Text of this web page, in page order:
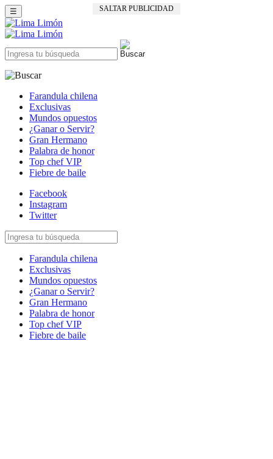
SALTAR PUBLICIDAD
☰
Farandula chilena
Exclusivas
Mundos opuestos
¿Ganar o Servir?
Gran Hermano
Palabra de honor
Top chef VIP
Fiebre de baile
Facebook
Instagram
Twitter
Farandula chilena
Exclusivas
Mundos opuestos
¿Ganar o Servir?
Gran Hermano
Palabra de honor
Top chef VIP
Fiebre de baile